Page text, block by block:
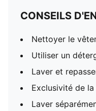
CONSEILS
Nettoyer le
Utiliser un
Laver et
Exclusivité de
Laver